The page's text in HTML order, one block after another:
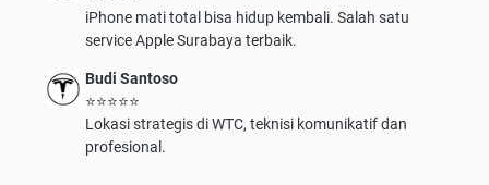
iPhone mati total bisa hidup kembali. Salah satu
service Apple Surabaya terbaik.
Budi Santoso
⭐⭐⭐⭐⭐
Lokasi strategis di WTC, teknisi komunikatif dan
profesional.